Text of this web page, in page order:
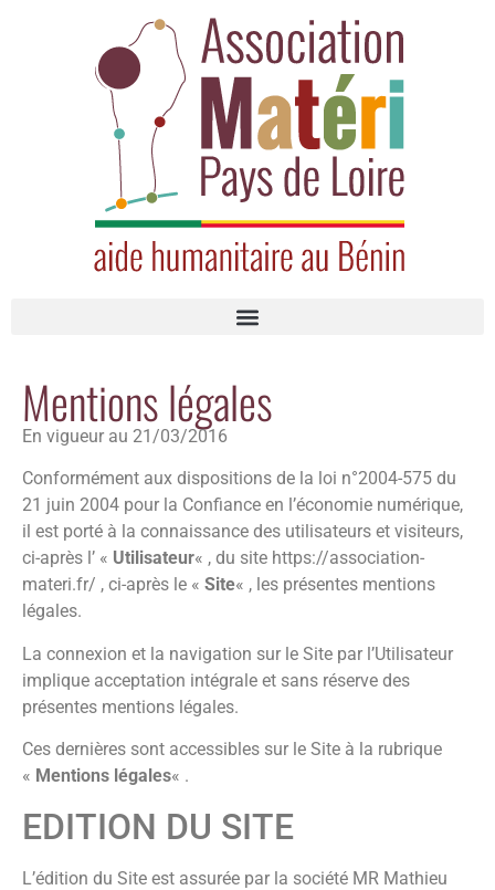
Mentions légales
En vigueur au 21/03/2016
Conformément aux dispositions de la loi n°2004-575 du
21 juin 2004 pour la Confiance en l’économie numérique,
il est porté à la connaissance des utilisateurs et visiteurs,
ci-après l’ « Utilisateur« , du site https://association-
materi.fr/ , ci-après le « Site« , les présentes mentions
légales.
La connexion et la navigation sur le Site par l’Utilisateur
implique acceptation intégrale et sans réserve des
présentes mentions légales.
Ces dernières sont accessibles sur le Site à la rubrique
« Mentions légales« .
EDITION DU SITE
L’édition du Site est assurée par la société MR Mathieu